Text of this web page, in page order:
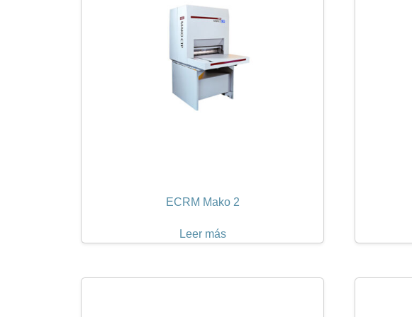
ECRM Mako 2
Leer más